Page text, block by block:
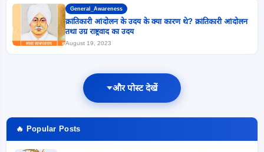
General_Awareness
क्रांतिकारी आंदोलन के उदय के क्या कारण थे? क्रांतिकारी आंदोलन
तथा उग्र राष्ट्रवाद का उदय
August 19, 2023
और पोस्ट देखें
🔥 Popular Posts